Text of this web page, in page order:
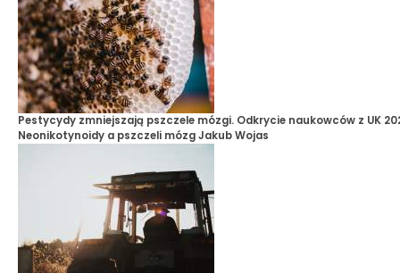
Pestycydy zmniejszają pszczele mózgi. Odkrycie naukowców z UK
Neonikotynoidy a pszczeli mózgJakub Wojas